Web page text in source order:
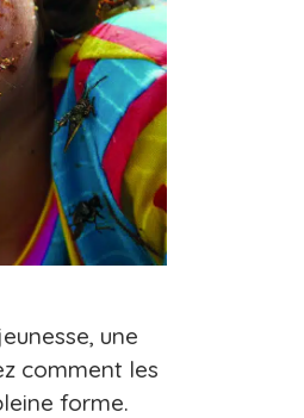
une
comment les
forme.